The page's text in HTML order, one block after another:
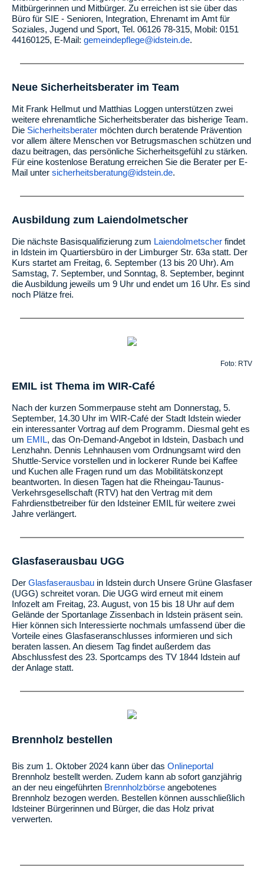
Mitbürgerinnen und Mitbürger. Zu erreichen ist sie über das
Büro für SIE - Senioren, Integration, Ehrenamt im Amt für
Soziales, Jugend und Sport, Tel. 06126 78-315, Mobil: 0151
44160125, E-Mail: gemeindepflege@idstein.de.
Neue Sicherheitsberater im Team
Mit Frank Hellmut und Matthias Loggen unterstützen zwei
weitere ehrenamtliche Sicherheitsberater das bisherige Team.
Die Sicherheitsberater möchten durch beratende Prävention
vor allem ältere Menschen vor Betrugsmaschen schützen und
dazu beitragen, das persönliche Sicherheitsgefühl zu stärken.
Für eine kostenlose Beratung erreichen Sie die Berater per E-
Mail unter sicherheitsberatung@idstein.de.
Ausbildung zum Laiendolmetscher
Die nächste Basisqualifizierung zum Laiendolmetscher findet
in Idstein im Quartiersbüro in der Limburger Str. 63a statt. Der
Kurs startet am Freitag, 6. September (13 bis 20 Uhr). Am
Samstag, 7. September, und Sonntag, 8. September, beginnt
die Ausbildung jeweils um 9 Uhr und endet um 16 Uhr. Es sind
noch Plätze frei.
Foto: RTV
EMIL ist Thema im WIR-Café
Nach der kurzen Sommerpause steht am Donnerstag, 5.
September, 14.30 Uhr im WIR-Café der Stadt Idstein wieder
ein interessanter Vortrag auf dem Programm. Diesmal geht es
um EMIL, das On-Demand-Angebot in Idstein, Dasbach und
Lenzhahn. Dennis Lehnhausen vom Ordnungsamt wird den
Shuttle-Service vorstellen und in lockerer Runde bei Kaffee
und Kuchen alle Fragen rund um das Mobilitätskonzept
beantworten. In diesen Tagen hat die Rheingau-Taunus-
Verkehrsgesellschaft (RTV) hat den Vertrag mit dem
Fahrdienstbetreiber für den Idsteiner EMIL für weitere zwei
Jahre verlängert.
Glasfaserausbau UGG
Der Glasfaserausbau in Idstein durch Unsere Grüne Glasfaser
(UGG) schreitet voran. Die UGG wird erneut mit einem
Infozelt am Freitag, 23. August, von 15 bis 18 Uhr auf dem
Gelände der Sportanlage Zissenbach in Idstein präsent sein.
Hier können sich Interessierte nochmals umfassend über die
Vorteile eines Glasfaseranschlusses informieren und sich
beraten lassen. An diesem Tag findet außerdem das
Abschlussfest des 23. Sportcamps des TV 1844 Idstein auf
der Anlage statt.
Brennholz bestellen
Bis zum 1. Oktober 2024 kann über das Onlineportal
Brennholz bestellt werden. Zudem kann ab sofort ganzjährig
an der neu eingeführten Brennholzbörse angebotenes
Brennholz bezogen werden. Bestellen können ausschließlich
Idsteiner Bürgerinnen und Bürger, die das Holz privat
verwerten.